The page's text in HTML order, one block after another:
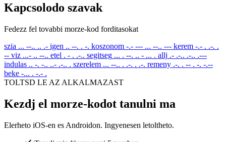
Kapcsolodo szavak
Fedezz fel tovabbi morze-kod forditasokat
szia ... --.. .. .- igen .. --. . -. koszonom -.- --- ... --.. --- kerem -.- . .-. .
-- viz ...- .. --.. etel . - . .-.. segitseg ... . --. .. - ... . allj .- .-.. .-.. .---
indulas .. -. -.. ..- .-.. . szerelem ... --.. . .-. . .-. remeny .-. . -- . -. -.--
beke -... . -.- .
TOLTSD LE AZ ALKALMAZAST
Kezdj el morze-kodot tanulni ma
Elerheto iOS-en es Androidon. Ingyenesen letoltheto.